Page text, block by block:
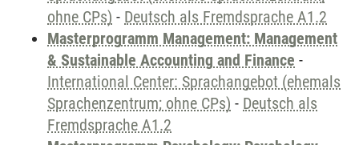
ohne CPs) - Deutsch als Fremdsprache A1.2
Masterprogramm Management: Management
& Sustainable Accounting and Finance -
International Center: Sprachangebot (ehemals
Sprachenzentrum; ohne CPs) - Deutsch als
Fremdsprache A1.2